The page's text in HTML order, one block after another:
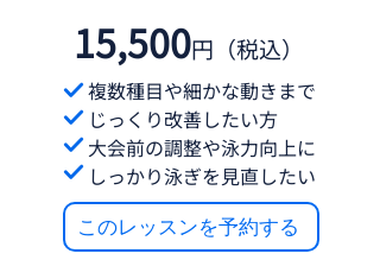
​15,500円（税込）
複数種目や細かな動きまで
じっくり改善したい方
大会前の調整や泳力向上に
しっかり泳ぎを見直したい
このレッスンを予約する